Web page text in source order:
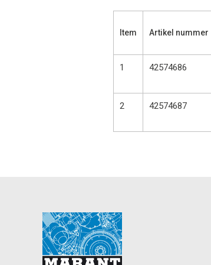
Item Artikel nummer
1 42574686
2 42574687